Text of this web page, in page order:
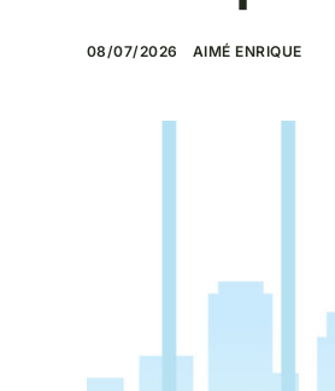
08/07/2026 AIMÉ ENRIQUE